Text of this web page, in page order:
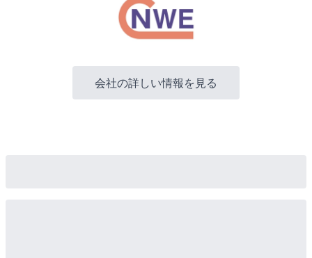
会社の詳しい情報を見る